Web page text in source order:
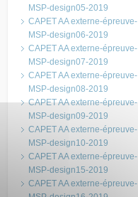
MSP-design05-2019
CAPET AA externe-épreuve-
MSP-design06-2019
CAPET AA externe-épreuve-
MSP-design07-2019
CAPET AA externe-épreuve-
MSP-design08-2019
CAPET AA externe-épreuve-
MSP-design09-2019
CAPET AA externe-épreuve-
MSP-design10-2019
CAPET AA externe-épreuve-
MSP-design15-2019
CAPET AA externe-épreuve-